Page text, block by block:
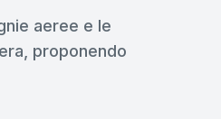
aeree e le
proponendo